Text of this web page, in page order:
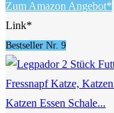
Zum Amazon Angebot*
Link*
Bestseller Nr. 9